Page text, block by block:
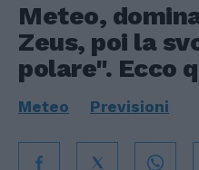
Meteo,
Zeus, poi la
polare". Ecco
Meteo Previsioni